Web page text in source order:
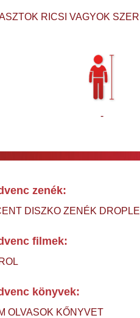
RICSI VAGYOK
-
zenék:
DISZKO ZENÉK
filmek:
könyvek:
OLVASOK KŐNYVET